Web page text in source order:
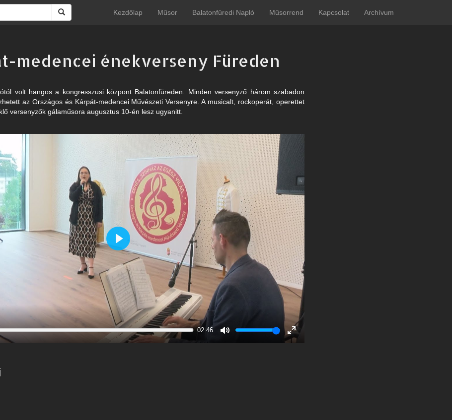
Kezdőlap Műsor Balatonfüredi Napló Műsorrend Kapcsolat Archívum
medencei énekverseny Füreden
volt hangos a kongresszusi központ Balatonfüreden. Minden versenyző három szabadon
az Országos és Kárpát-medencei Művészeti Versenyre. A musicalt, rockoperát, operettet
versenyzők gálaműsora augusztus 10-én lesz ugyanitt.
02:46
Enter
Play